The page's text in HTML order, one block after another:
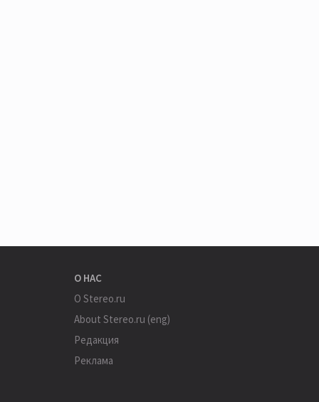
О НАС
О Stereo.ru
About Stereo.ru (eng)
Редакция
Реклама